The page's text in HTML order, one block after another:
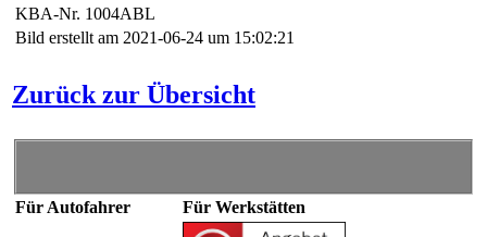
KBA-Nr. 1004ABL
Bild erstellt am 2021-06-24 um 15:02:21
Zurück zur Übersicht
Für Autofahrer Für Werkstätten